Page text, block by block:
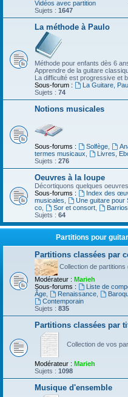
Vidéos avec partition
Sujets : 1647
La méthode à Paulo
Méthode pour enfants dès 6
Apprendre de la guitare
La difficulté est progressive et
Sous-forum :
La Guitare,
Sujets : 74
Notions musicales
Sous-forums : Solfège,
termes musicaux
Livres,
Sujets : 276
Oeuvres à la loupe
Décortiquons quelques
Sous-forums :
Index des
musicales
Une guitare pour
co
Sor et consort,
Sujets : 64
Partitions pour
Partitions classées par
Collection de
Modérateur : Marieh
Sous-forums :
Liste de
Âge
Renaissance,
Contemporain
Sujets : 835
Partitions classées par
Collection de vos
Modérateur : Marieh
Sujets : 1098
Musique d'ensemble